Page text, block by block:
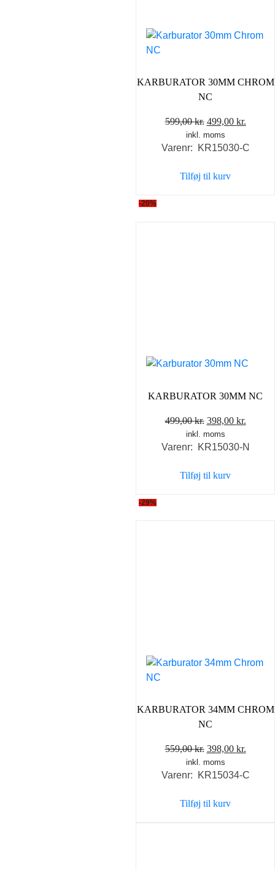
KARBURATOR 30MM CHROM
NC
599,00kr. Den
oprindelige
pris
599,00 kr..
499,00 kr.Den
pris
inkl. moms
Varenr: KR15030-C
Tilføj til kurv
-20%
KARBURATOR 30MM NC
499,00kr. Den
oprindelige
pris
499,00 kr..
398,00 kr.
pris
inkl. moms
Varenr: KR15030-N
Tilføj til kurv
-29%
KARBURATOR 34MM CHROM
NC
559,00kr. Den
oprindelige
pris
559,00 kr..
398,00 kr.
pris
inkl. moms
Varenr: KR15034-C
Tilføj til kurv